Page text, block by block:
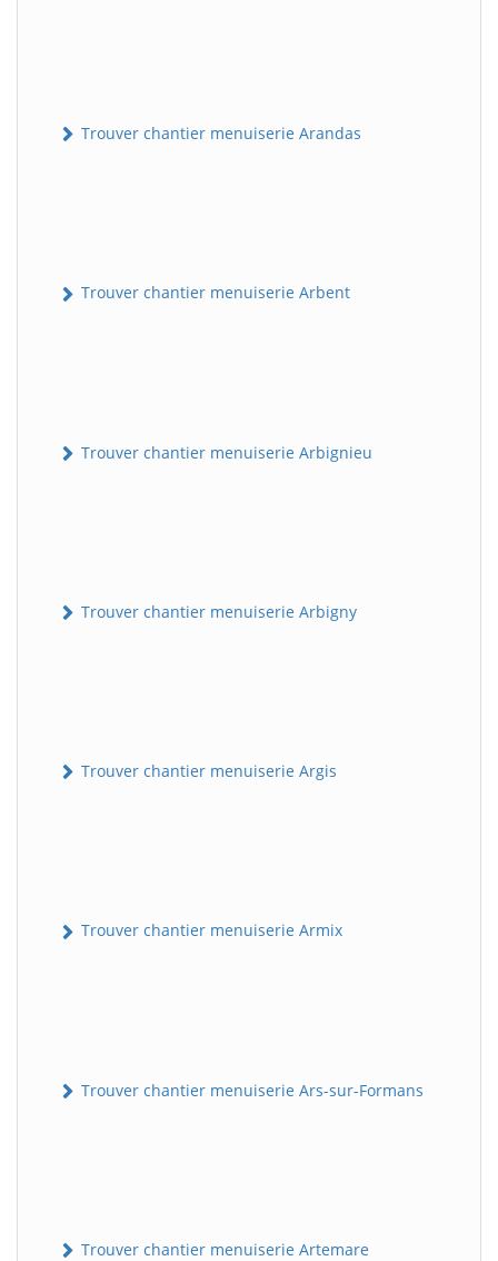
Trouver chantier menuiserie Arandas
Trouver chantier menuiserie Arbent
Trouver chantier menuiserie Arbignieu
Trouver chantier menuiserie Arbigny
Trouver chantier menuiserie Argis
Trouver chantier menuiserie Armix
Trouver chantier menuiserie Ars-sur-Formans
Trouver chantier menuiserie Artemare